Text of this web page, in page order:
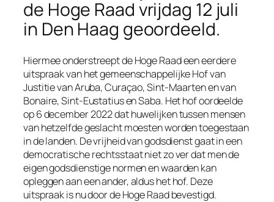
de Hoge Raad vrijdag 12 juli
in Den Haag geoordeeld.
Hiermee onderstreept de Hoge Raad een eerdere
uitspraak van het gemeenschappelijke Hof van
Justitie van Aruba, Curaçao, Sint-Maarten en van
Bonaire, Sint-Eustatius en Saba. Het hof oordeelde
op 6 december 2022 dat huwelijken tussen mensen
van hetzelfde geslacht moesten worden toegestaan
in de landen. De vrijheid van godsdienst gaat in een
democratische rechtsstaat niet zo ver dat men de
eigen godsdienstige normen en waarden kan
opleggen aan een ander, aldus het hof. Deze
uitspraak is nu door de Hoge Raad bevestigd.